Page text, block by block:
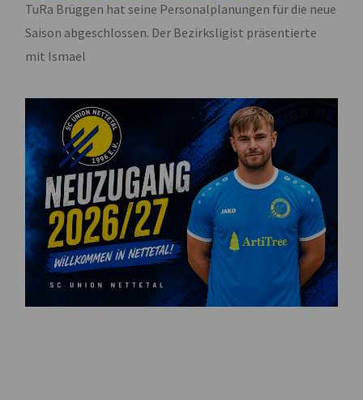
TuRa Brüggen hat seine Personalplanungen für die neue
Saison abgeschlossen. Der Bezirksligist präsentierte
mit Ismael